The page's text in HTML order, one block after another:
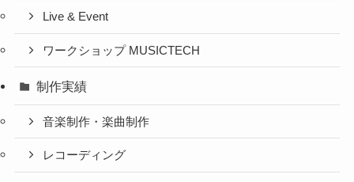
Live & Event
ワークショップ MUSICTECH
制作実績
音楽制作・楽曲制作
レコーディング